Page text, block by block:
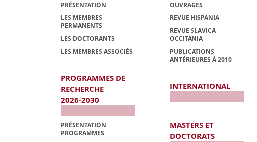
PRÉSENTATION
LES MEMBRES
PERMANENTS
LES DOCTORANTS
LES MEMBRES ASSOCIÉS
PROGRAMMES DE
RECHERCHE
2026-2030
PRÉSENTATION
PROGRAMMES
OUVRAGES
REVUE HISPANIA
REVUE SLAVICA
OCCITANIA
PUBLICATIONS
ANTÉRIEURES À 2010
INTERNATIONAL
MASTERS ET
DOCTORATS